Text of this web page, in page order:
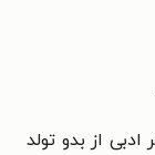
ادبی از بدو تولد